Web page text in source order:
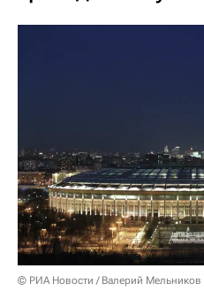
© РИА Новости / Валерий Мельников